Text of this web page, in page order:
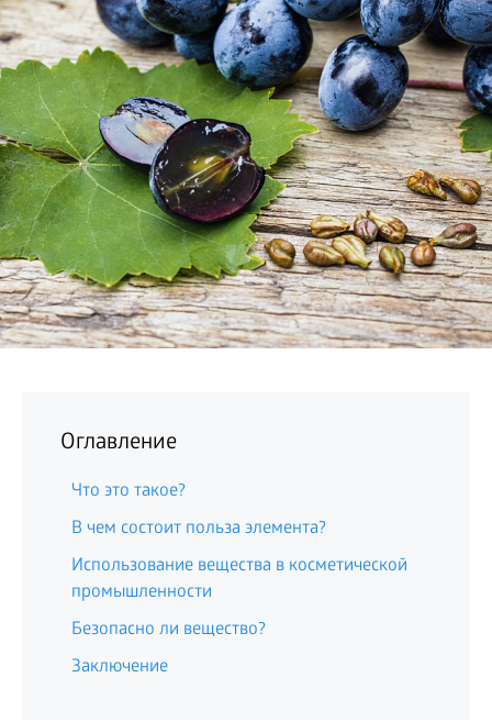
Оглавление
Что это такое?
В чем состоит польза элемента?
Использование вещества в косметической
промышленности
Безопасно ли вещество?
Заключение